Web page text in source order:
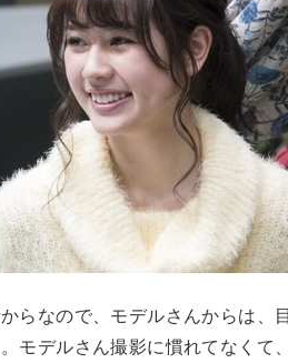
らなので、モデルさんからは、
モデルさん撮影に慣れてなくて